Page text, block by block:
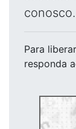
conosco.
Para
responda